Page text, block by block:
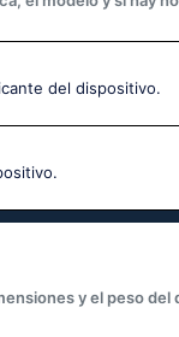
del dispositivo.
y el peso